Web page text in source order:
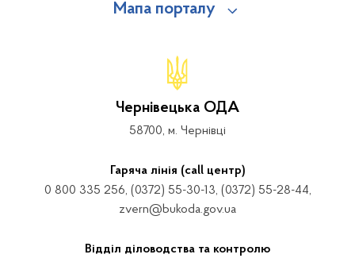
Мапа порталу
Чернівецька ОДА
58700, м. Чернівці
Гаряча лінія (call центр)
0 800 335 256, (0372) 55-30-13, (0372) 55-28-44,
zvern@bukoda.gov.ua
Відділ діловодства та контролю